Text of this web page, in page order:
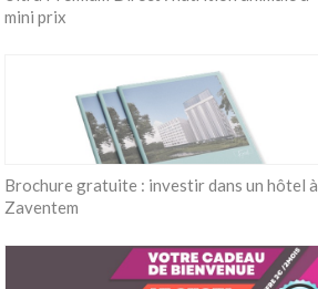
mini prix
Brochure gratuite : investir dans un hôtel à
Zaventem